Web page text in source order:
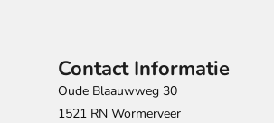
Contact Informatie
Oude Blaauwweg 30
1521 RN Wormerveer